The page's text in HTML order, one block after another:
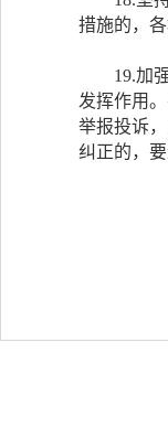
措施的，
19.加强
发挥作用
举报投诉
纠正的，要